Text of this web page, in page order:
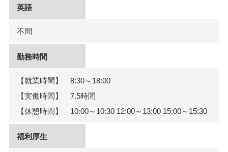
英語
不問
勤務時間
【就業時間】 8:30～18:00
【実働時間】 7.5時間
【休憩時間】 10:00～10:30 12:00～13:00 15:00～15:30
福利厚生